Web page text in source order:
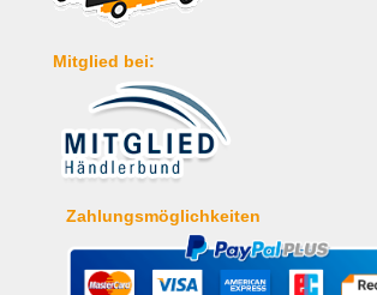
Mitglied bei:
Zahlungsmöglichkeiten